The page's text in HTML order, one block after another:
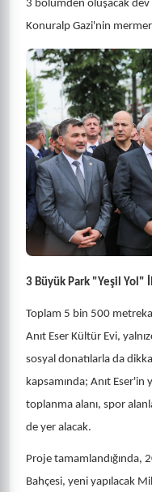
3 bölümden oluşacak
Konuralp Gazi'nin
3 Büyük Park "Yeşil Yol"
Toplam 5 bin 500
Anıt Eser Kültür Evi,
sosyal donatılarla da
kapsamında; Anıt Eser'in
toplanma alanı, spor
de yer alacak.
Proje tamamlandığında,
Bahçesi, yeni yapılacak